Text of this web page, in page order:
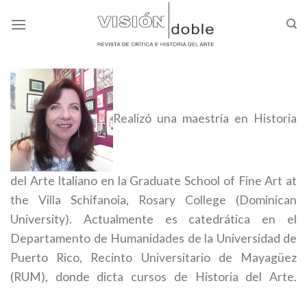
Realizó una maestría en Historia
del Arte Italiano en la Graduate School of Fine Art at
the Villa Schifanoia, Rosary College (Dominican
University). Actualmente es catedrática en el
Departamento de Humanidades de la Universidad de
Puerto Rico, Recinto Universitario de Mayagüez
(RUM), donde dicta cursos de Historia del Arte.